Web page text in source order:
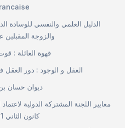
الدليل العلمي والنفسي للوسادة
والزوجة المقبلين
قهوة العائلة :
العقل و الوجود : دور العقل
ديوان حسان
معايير اللجنة المشتركة الدولية
كانون الثاني 2011)